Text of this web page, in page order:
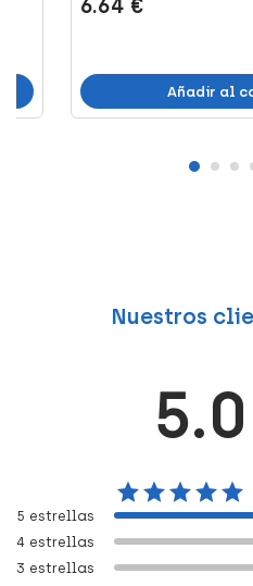
Añadir al
Nuestros
5.0
3 estrellas
4 estrellas
5 estrellas